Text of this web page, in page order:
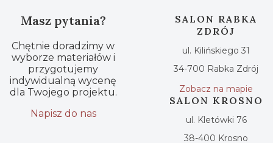
Masz pytania?
Chętnie doradzimy w
wyborze materiałów i
przygotujemy
indywidualną wycenę
dla Twojego projektu.
Napisz do nas
SALON RABKA
ZDRÓJ
ul. Kilińskiego 31
34-700 Rabka Zdrój
Zobacz na mapie
SALON KROSNO
ul. Kletówki 76
38-400 Krosno